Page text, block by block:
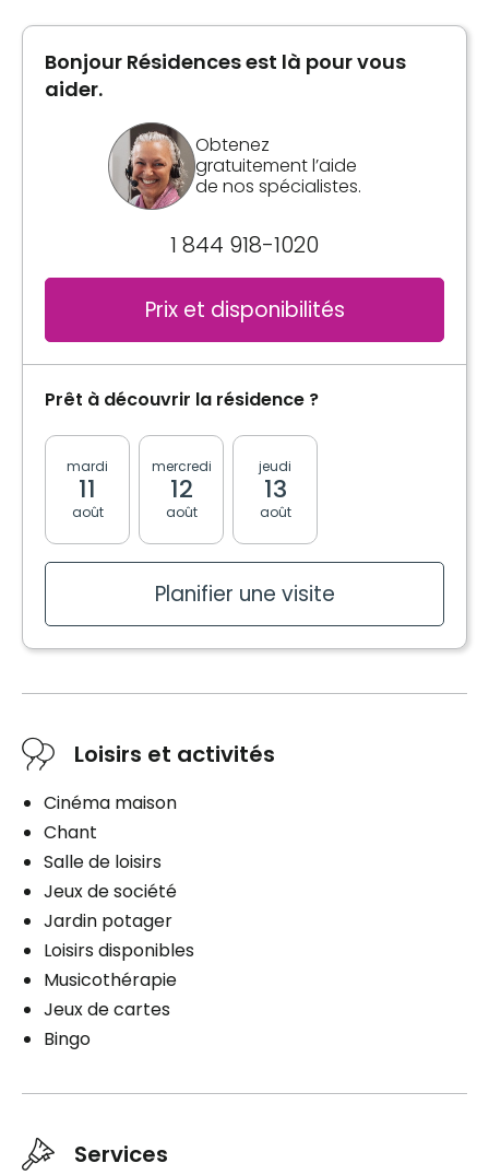
Bonjour Résidences est là pour vous
aider.
Obtenez
gratuitement l’aide
de nos spécialistes.
1 844 918-1020
Prix et disponibilités
Prêt à découvrir la résidence ?
mardi
11
août
mercredi
12
août
jeudi
13
août
Planifier une visite
Loisirs et activités
Cinéma maison
Chant
Salle de loisirs
Jeux de société
Jardin potager
Loisirs disponibles
Musicothérapie
Jeux de cartes
Bingo
Services